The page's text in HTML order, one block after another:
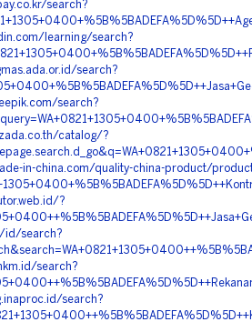
search?
learning/search?
search?
search?
catalog/?
in-china.com/quality-china-product/
?
id/search?
search?
search?